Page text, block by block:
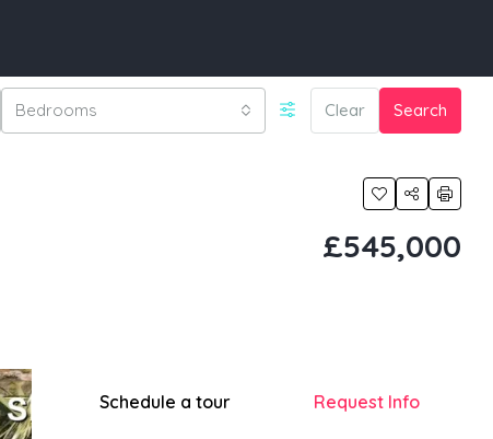
Bedrooms Clear Search
£545,000
Schedule a tour Request Info